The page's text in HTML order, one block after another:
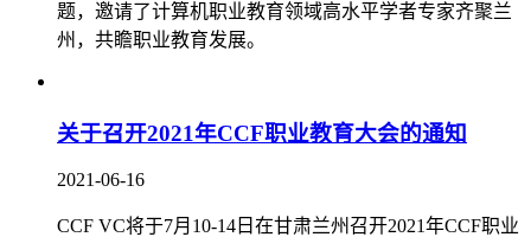
题，邀请了计算机职业教育领域高水平学者专家齐聚兰
州，共瞻职业教育发展。
关于召开2021年CCF职业教育大会的通知
2021-06-16
CCF VC将于7月10-14日在甘肃兰州召开2021年CCF职业